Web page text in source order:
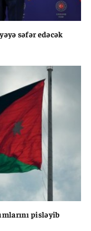
səfər edəcək
pisləyib